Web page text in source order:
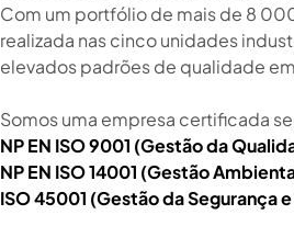
Com um portfólio de mais de 8
realizada nas cinco unidades
elevados padrões de qualidade
Somos uma empresa certificada
NP EN ISO 9001 (Gestão da
NP EN ISO 14001 (Gestão
ISO 45001 (Gestão da Segurança